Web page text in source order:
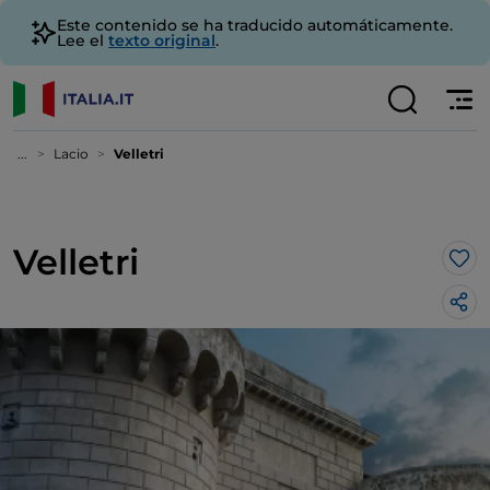
Este contenido se ha traducido automáticamente.
Lee el texto original.
... Lacio Velletri
Velletri Me